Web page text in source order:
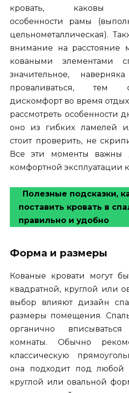
кровать, каковы
особенности рамы
цельнометаллическая).
внимание на расстояние
коваными элементами
значительное,
проваливаться, тем
дискомфорт во время
рассмотреть особенности
оно из гибких ламелей
стоит проверить, не
Все эти моменты важны
комфортной эксплуатации
Полезные подсказки,
поставить кровать в
правильно и удобно
Форма и размеры
Кованые кровати могут
квадратной, круглой или
выбор влияют дизайн
размеры помещения.
органично
комнаты. Обычно
классическую
она подходит под любой
круглой или овальной